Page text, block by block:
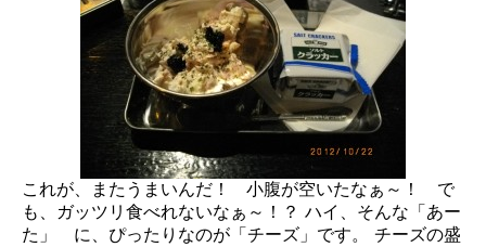
これが、またうまいんだ！ 小腹が空いたなぁ～！ で
も、ガッツリ食べれないなぁ～！？ ハイ、そんな「あー
た」 に、ぴったりなのが「チーズ」です。 チーズの盛